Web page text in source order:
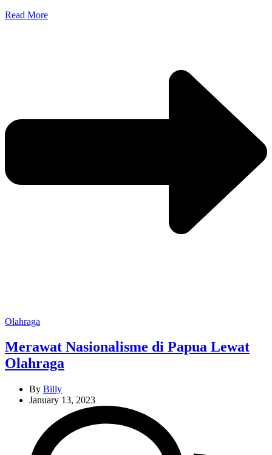
Read More
Categories
Olahraga
Merawat Nasionalisme di Papua Lewat
Olahraga
By Billy
January 13, 2023